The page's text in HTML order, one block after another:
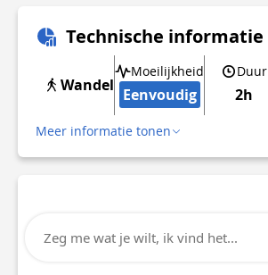
Technische informatie
Wandel
Moeilijkheid
Eenvoudig
Duur
2h
Meer informatie tonen
Zeg me wat je wilt, ik vind het...